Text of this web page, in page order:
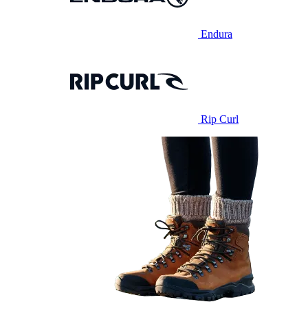
Endura
Rip Curl